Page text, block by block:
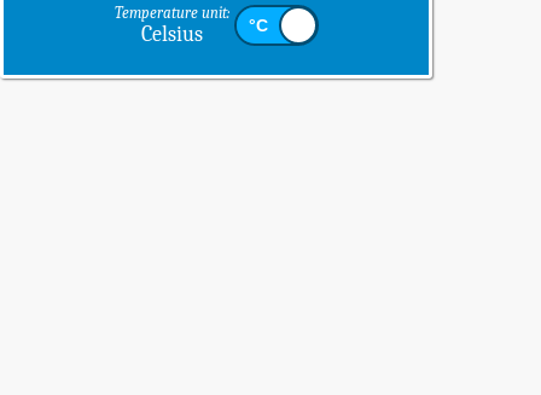
Temperature unit:
Celsius